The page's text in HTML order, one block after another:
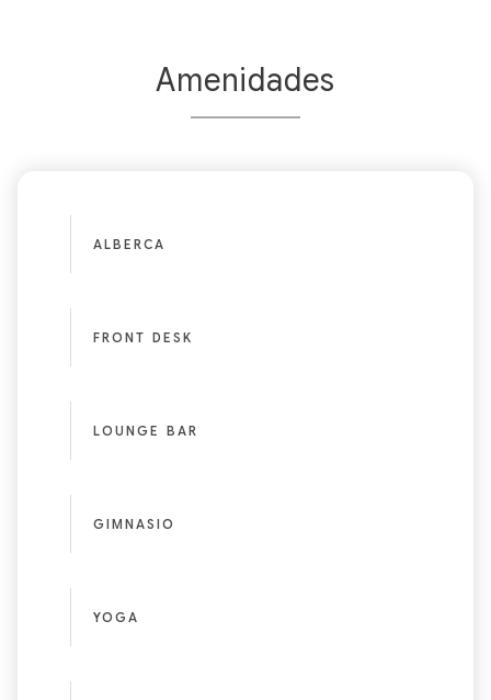
Amenidades
ALBERCA
FRONT DESK
LOUNGE BAR
GIMNASIO
YOGA